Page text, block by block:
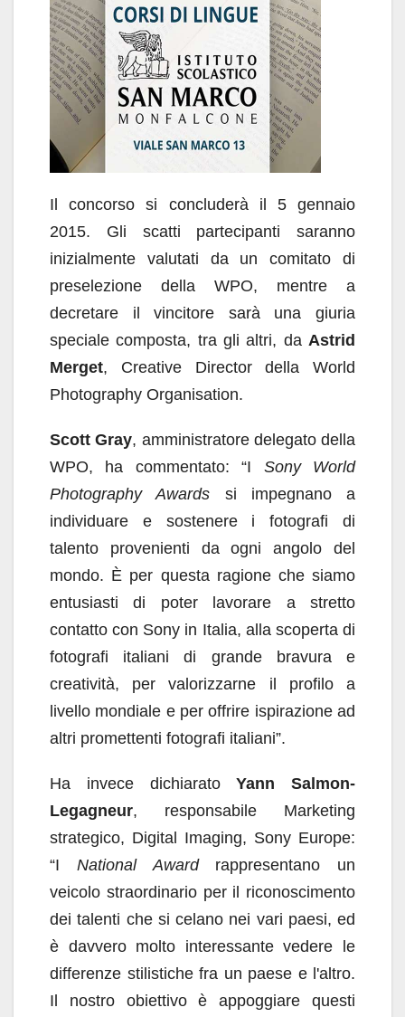
Il concorso si concluderà il 5 gennaio
2015. Gli scatti partecipanti saranno
inizialmente valutati da un comitato di
preselezione della WPO, mentre a
decretare il vincitore sarà una giuria
speciale composta, tra gli altri, da Astrid
Merget, Creative Director della World
Photography Organisation.
Scott Gray, amministratore delegato della
WPO, ha commentato: “I Sony World
Photography Awards si impegnano a
individuare e sostenere i fotografi di
talento provenienti da ogni angolo del
mondo. È per questa ragione che siamo
entusiasti di poter lavorare a stretto
contatto con Sony in Italia, alla scoperta di
fotografi italiani di grande bravura e
creatività, per valorizzarne il profilo a
livello mondiale e per offrire ispirazione ad
altri promettenti fotografi italiani”.
Ha invece dichiaratoYann Salmon-
Legagneur, responsabile Marketing
strategico, Digital Imaging, Sony Europe:
“I National Awardrappresentano un
veicolo straordinario per il riconoscimento
dei talenti che si celano nei vari paesi, ed
è davvero molto interessante vedere le
differenze stilistiche fra un paese e l'altro.
Il nostro obiettivo è appoggiare questi